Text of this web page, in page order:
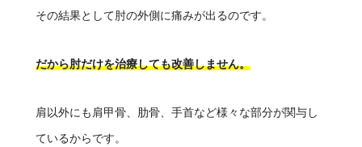
その結果として肘の外側に痛みが出るのです。
だから肘だけを治療しても改善しません。
肩以外にも肩甲骨、肋骨、手首など様々な部分が関与し
ているからです。